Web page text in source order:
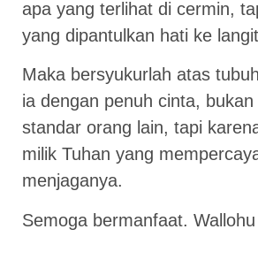
apa yang terlihat di cermin,
yang dipantulkan hati ke
Maka bersyukurlah atas
ia dengan penuh cinta,
standar orang lain, tapi
milik Tuhan yang
menjaganya.
Semoga bermanfaat. Wallohu